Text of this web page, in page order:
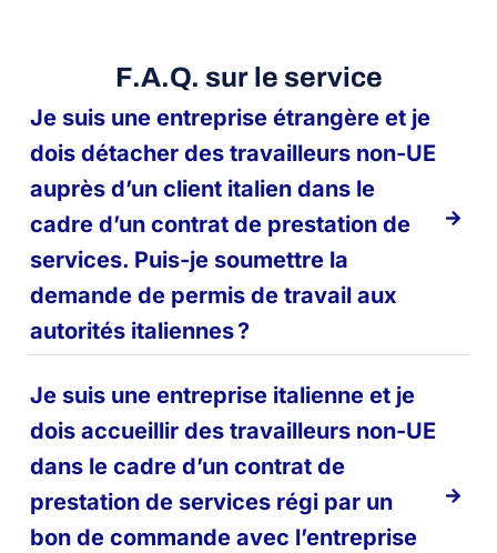
F.A.Q. sur le service
Je suis une entreprise étrangère et je
dois détacher des travailleurs non-UE
auprès d’un client italien dans le
cadre d’un contrat de prestation de
services. Puis-je soumettre la
demande de permis de travail aux
autorités italiennes ?
Je suis une entreprise italienne et je
dois accueillir des travailleurs non-UE
dans le cadre d’un contrat de
prestation de services régi par un
bon de commande avec l’entreprise